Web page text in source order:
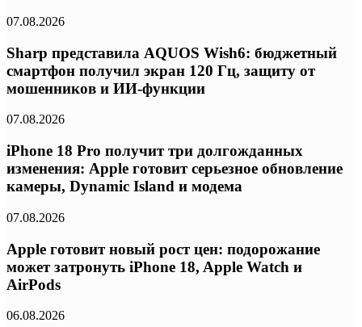
07.08.2026
Sharp представила AQUOS Wish6: бюджетный
смартфон получил экран 120 Гц, защиту от
мошенников и ИИ-функции
07.08.2026
iPhone 18 Pro получит три долгожданных
изменения: Apple готовит серьезное обновление
камеры, Dynamic Island и модема
07.08.2026
Apple готовит новый рост цен: подорожание
может затронуть iPhone 18, Apple Watch и
AirPods
06.08.2026